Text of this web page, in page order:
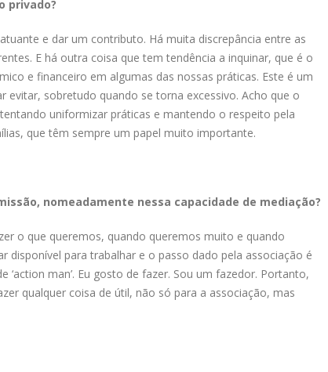
privado?
e dar um contributo. Há muita discrepância entre as
E há outra coisa que tem tendência a inquinar, que é o
e financeiro em algumas das nossas práticas. Este é um
sobretudo quando se torna excessivo. Acho que o
uniformizar práticas e mantendo o respeito pela
que têm sempre um papel muito importante.
nomeadamente nessa capacidade de mediação?
o que queremos, quando queremos muito e quando
para trabalhar e o passo dado pela associação é
man’. Eu gosto de fazer. Sou um fazedor. Portanto,
qualquer coisa de útil, não só para a associação, mas